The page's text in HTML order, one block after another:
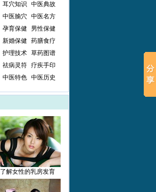
耳穴知识
中医典故
中医腧穴
中医名方
孕育保健
男性保健
新婚保健
药膳食疗
护理技术
草药图谱
祛病灵符
疗疾手印
中医特色 中医历史
了解女性的乳房发育